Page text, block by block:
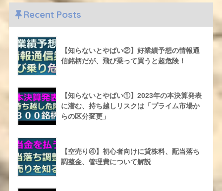
Recent Posts
【知らないとやばい②】好業績予想の情報通
信銘柄だが、飛び乗って買うと超危険！
【知らないとやばい①】2023年の本決算発表
に潜む、持ち越しリスクは「プライム市場か
らの区分変更」
【空売り④】初心者向けに貸株料、配当落ち
調整金、管理費について解説